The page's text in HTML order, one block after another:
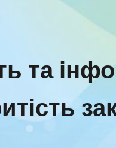
Skip to
та